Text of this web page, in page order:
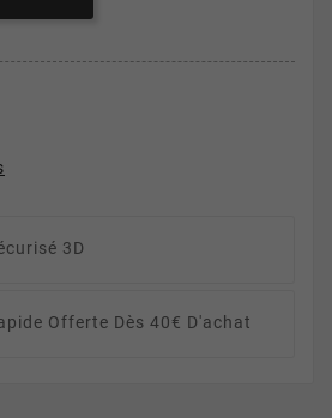
3D
Offerte Dès 40€ D'achat